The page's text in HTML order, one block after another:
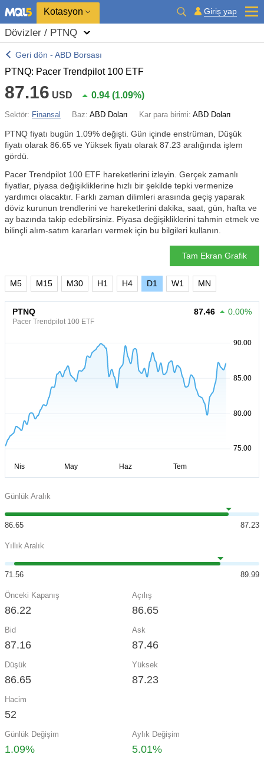
Kotasyon Giriş yap
Dövizler / PTNQ
Geri dön - ABD Borsası
PTNQ: Pacer Trendpilot 100 ETF
87.16 USD 0.94 (1.09%)
Sektör: Finansal Baz: ABD Doları Kar para birimi: ABD Doları
PTNQ fiyatı bugün 1.09% değişti. Gün içinde enstrüman, Düşük
fiyatı olarak 86.65 ve Yüksek fiyatı olarak 87.23 aralığında işlem
gördü.
Pacer Trendpilot 100 ETF hareketlerini izleyin. Gerçek zamanlı
fiyatlar, piyasa değişikliklerine hızlı bir şekilde tepki vermenize
yardımcı olacaktır. Farklı zaman dilimleri arasında geçiş yaparak
döviz kurunun trendlerini ve hareketlerini dakika, saat, gün, hafta ve
ay bazında takip edebilirsiniz. Piyasa değişikliklerini tahmin etmek ve
bilinçli alım-satım kararları vermek için bu bilgileri kullanın.
Tam Ekran Grafik
M5 M15 M30 H1 H4 D1 W1 MN
PTNQ
Pacer Trendpilot 100 ETF
87.46 0.00%
Günlük Aralık
86.65 87.23
Yıllık Aralık
71.56 89.99
Önceki Kapanış
86.22
Açılış
86.65
Bid
87.16
Ask
87.46
Düşük
86.65
Yüksek
87.23
Hacim
52
Günlük Değişim
1.09%
Aylık Değişim
5.01%